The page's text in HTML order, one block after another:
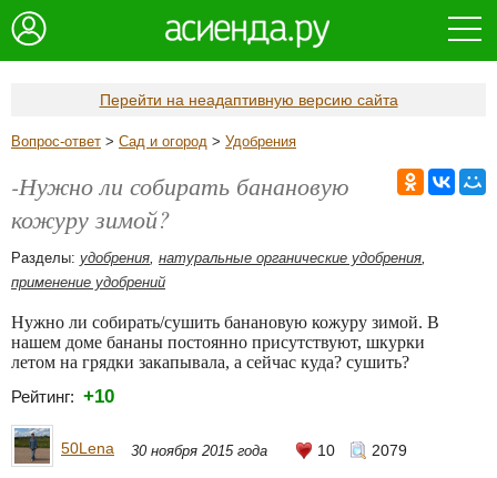
Перейти на неадаптивную версию сайта
Вопрос-ответ > Сад и огород > Удобрения
-Нужно ли собирать банановую
кожуру зимой?
Разделы: удобрения, натуральные органические удобрения,
применение удобрений
Нужно ли собирать/сушить банановую кожуру зимой. В
нашем доме бананы постоянно присутствуют, шкурки
летом на грядки закапывала, а сейчас куда? сушить?
Рейтинг: +10
50Lena 30 ноября 2015 года 10 2079